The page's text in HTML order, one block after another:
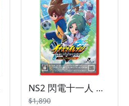
Happinet 發行廠商：
Happinet 代理廠商：傑
士登
NS2 閃電十一人 英雄們的勝利之路 日版盒裝 中文版
$1,890